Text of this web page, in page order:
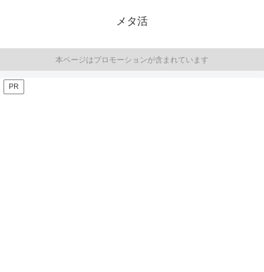
メタ活
本ページはプロモーションが含まれています
PR